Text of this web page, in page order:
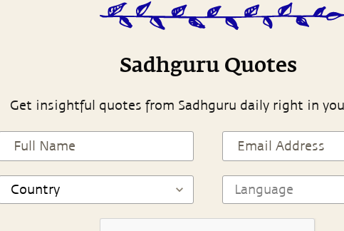
Sadhguru Quotes
Get insightful quotes from Sadhguru daily right in